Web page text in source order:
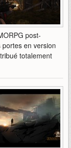
post-
en version
totalement